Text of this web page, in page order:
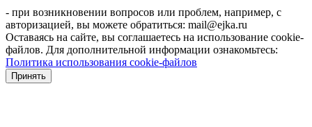
- при возникновении вопросов или проблем, например, с
авторизацией, вы можете обратиться: mail@ejka.ru
Оставаясь на сайте, вы соглашаетесь на использование cookie-
файлов. Для дополнительной информации ознакомьтесь:
Политика использования cookie-файлов
Принять